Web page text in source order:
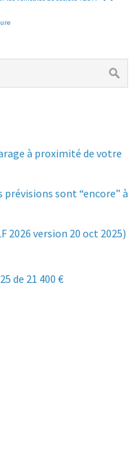
à proximité de votre
prévisions sont “encore” à
2026 version 20 oct 2025)
de 21 400 €